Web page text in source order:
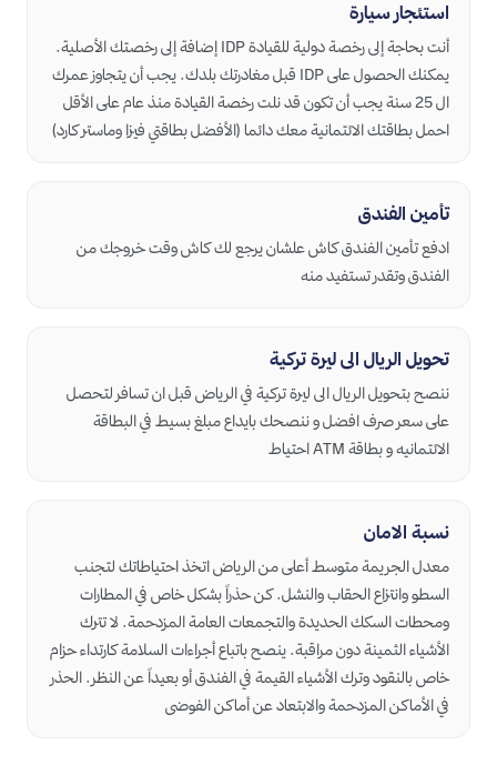
استئجار سيارة
أنت بحاجة إلى رخصة دولية للقيادة IDP إضافة إلى رخصتك الأصلية.
يمكنك الحصول على IDP قبل مغادرتك بلدك. يجب أن يتجاوز عمرك
ال 25 سنة يجب أن تكون قد نلت رخصة القيادة منذ عام على الأقل
احمل بطاقتك الائتمانية معك دائما (الأفضل بطاقتي فيزا وماستر كارد)
تأمين الفندق
ادفع تأمين الفندق كاش علشان يرجع لك كاش وقت خروجك من
الفندق وتقدر تستفيد منه
تحويل الريال الى ليرة تركية
ننصح بتحويل الريال الى ليرة تركية في الرياض قبل ان تسافر لتحصل
على سعر صرف افضل و ننصحك بايداع مبلغ بسيط في البطاقة
الائتمانيه و بطاقة ATM احتياط
نسبة الامان
معدل الجريمة متوسط أعلى من الرياض اتخذ احتياطاتك لتجنب
السطو وانتزاع الحقاب والنشل. كن حذراً بشكل خاص في المطارات
ومحطات السكك الحديدة والتجمعات العامة المزدحمة. لا تترك
الأشياء الثمينة دون مراقبة. ينصح باتباع أجراءات السلامة كارتداء حزام
خاص بالنقود وترك الأشياء القيمة في الفندق أو بعيداً عن النظر. الحذر
في الأماكن المزدحمة والابتعاد عن أماكن الفوضى